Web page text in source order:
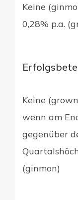
Keine
0,28% p.a.
Keine
wenn am
gegenüber
(ginmon)